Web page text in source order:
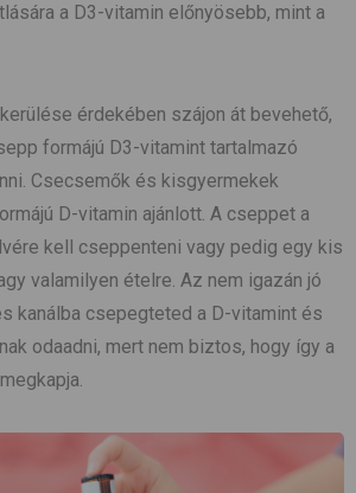
a D3-vitamin előnyösebb, mint a
érdekében szájon át bevehető,
formájú D3-vitamint tartalmazó
Csecsemők és kisgyermekek
D-vitamin ajánlott. A cseppet a
kell cseppenteni vagy pedig egy kis
valamilyen ételre. Az nem igazán jó
kanálba csepegteted a D-vitamint és
odaadni, mert nem biztos, hogy így a